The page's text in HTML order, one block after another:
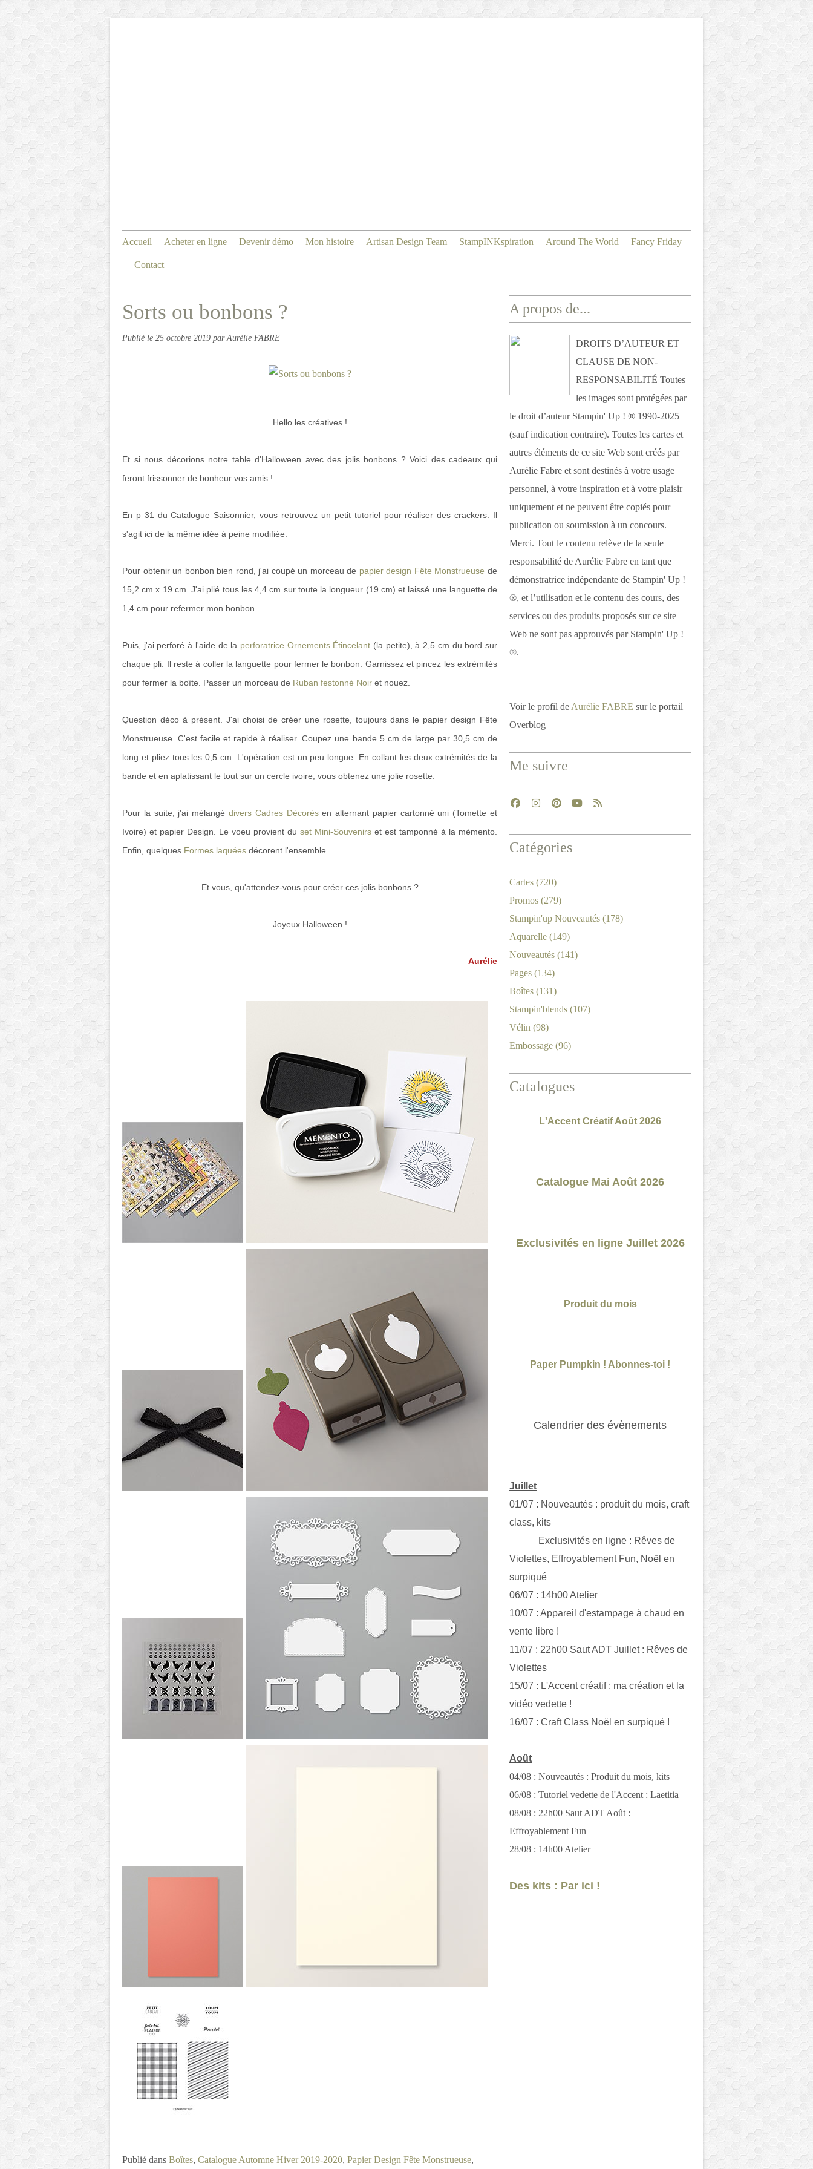
Accueil Acheter en ligne Devenir démo Mon histoire Artisan Design Team StampINKspiration Around The World Fancy Friday
Contact
Sorts ou bonbons ?
Publié le 25 octobre 2019 par Aurélie FABRE
Hello les créatives !
Et si nous décorions notre table d'Halloween avec des jolis bonbons ? Voici des cadeaux qui
feront frissonner de bonheur vos amis !
En p 31 du Catalogue Saisonnier, vous retrouvez un petit tutoriel pour réaliser des crackers. Il
s'agit ici de la même idée à peine modifiée.
Pour obtenir un bonbon bien rond, j'ai coupé un morceau de papier design Fête Monstrueuse de
15,2 cm x 19 cm. J'ai plié tous les 4,4 cm sur toute la longueur (19 cm) et laissé une languette de
1,4 cm pour refermer mon bonbon.
Puis, j'ai perforé à l'aide de la perforatrice Ornements Étincelant (la petite), à 2,5 cm du bord sur
chaque pli. Il reste à coller la languette pour fermer le bonbon. Garnissez et pincez les extrémités
pour fermer la boîte. Passer un morceau de Ruban festonné Noir et nouez.
Question déco à présent. J'ai choisi de créer une rosette, toujours dans le papier design Fête
Monstrueuse. C'est facile et rapide à réaliser. Coupez une bande 5 cm de large par 30,5 cm de
long et pliez tous les 0,5 cm. L'opération est un peu longue. En collant les deux extrémités de la
bande et en aplatissant le tout sur un cercle ivoire, vous obtenez une jolie rosette.
Pour la suite, j'ai mélangé divers Cadres Décorésen alternant papier cartonné uni (Tomette et
Ivoire) et papier Design. Le voeu provient du set Mini-Souvenirs et est tamponné à la mémento.
Enfin, quelques Formes laquées décorent l'ensemble.
Et vous, qu'attendez-vous pour créer ces jolis bonbons ?
Joyeux Halloween !
Aurélie
Publié dans Boîtes, Catalogue Automne Hiver 2019-2020, Papier Design Fête Monstrueuse,
A propos de...
DROITS D’AUTEUR ET
CLAUSE DE NON-
RESPONSABILITÉ Toutes
les images sont protégées par
le droit d’auteur Stampin' Up ! ® 1990-2025
(sauf indication contraire). Toutes les cartes et
autres éléments de ce site Web sont créés par
Aurélie Fabre et sont destinés à votre usage
personnel, à votre inspiration et à votre plaisir
uniquement et ne peuvent être copiés pour
publication ou soumission à un concours.
Merci. Tout le contenu relève de la seule
responsabilité de Aurélie Fabre en tant que
démonstratrice indépendante de Stampin' Up !
®, et l’utilisation et le contenu des cours, des
services ou des produits proposés sur ce site
Web ne sont pas approuvés par Stampin' Up !
®.
Voir le profil de Aurélie FABRE sur le portail
Overblog
Me suivre
Catégories
Cartes (720)
Promos (279)
Stampin'up Nouveautés (178)
Aquarelle (149)
Nouveautés (141)
Pages (134)
Boîtes (131)
Stampin'blends (107)
Vélin (98)
Embossage (96)
Catalogues
L'Accent Créatif Août 2026
Catalogue Mai Août 2026
Exclusivités en ligne Juillet 2026
Produit du mois
Paper Pumpkin ! Abonnes-toi !
Calendrier des évènements
Juillet
01/07 : Nouveautés : produit du mois, craft
class, kits
Exclusivités en ligne : Rêves de
Violettes, Effroyablement Fun, Noël en
surpiqué
06/07 : 14h00 Atelier
10/07 : Appareil d'estampage à chaud en
vente libre !
11/07 : 22h00 Saut ADT Juillet : Rêves de
Violettes
15/07 : L'Accent créatif : ma création et la
vidéo vedette !
16/07 : Craft Class Noël en surpiqué !
Août
04/08 : Nouveautés : Produit du mois, kits
06/08 : Tutoriel vedette de l'Accent : Laetitia
08/08 : 22h00 Saut ADT Août :
Effroyablement Fun
28/08 : 14h00 Atelier
Des kits : Par ici !